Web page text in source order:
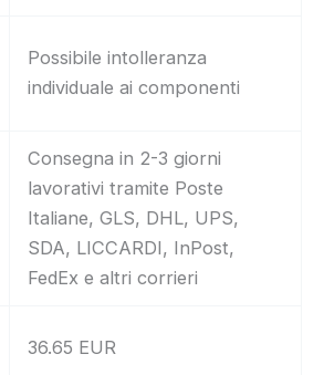
Possibile intolleranza
individuale ai componenti
Consegna in 2-3 giorni
lavorativi tramite Poste
Italiane, GLS, DHL, UPS,
SDA, LICCARDI, InPost,
FedEx e altri corrieri
36.65 EUR